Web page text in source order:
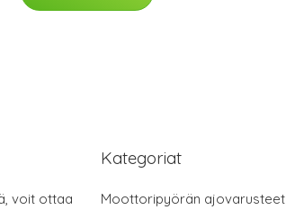
voit ottaa
Kategoriat
Moottoripyörän ajovarusteet